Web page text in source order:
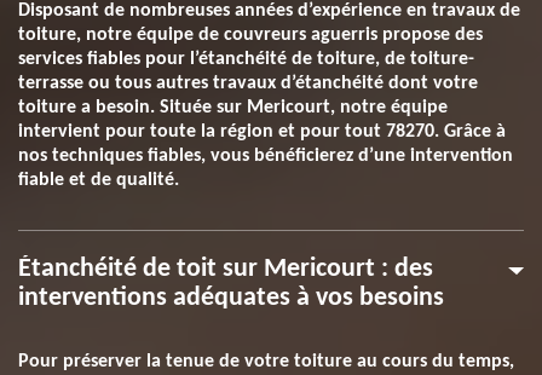
Disposant de nombreuses années d’expérience en travaux de
toiture, notre équipe de couvreurs aguerris propose des
services fiables pour l’étanchéité de toiture, de toiture-
terrasse ou tous autres travaux d’étanchéité dont votre
toiture a besoin. Située sur Mericourt, notre équipe
intervient pour toute la région et pour tout 78270. Grâce à
nos techniques fiables, vous bénéficierez d’une intervention
fiable et de qualité.
Étanchéité de toit sur Mericourt : des
interventions adéquates à vos besoins
Pour préserver la tenue de votre toiture au cours du temps,